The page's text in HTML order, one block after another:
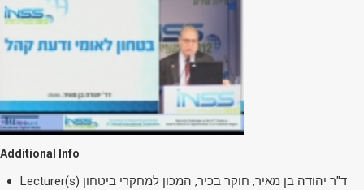
Additional Info
Lecturer(s) ד"ר יהודה בן מאיר, חוקר בכיר, המכון למחקרי ביטחון